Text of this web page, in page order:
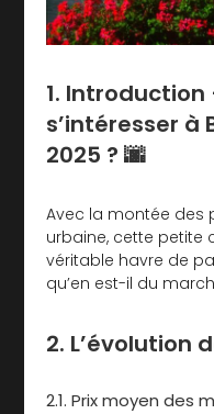
1. Introduction
s’intéresser
2025 ? 🌆
Avec la montée des
urbaine, cette petite
véritable havre de
qu’en est-il du
2. L’évolution
2.1. Prix moyen